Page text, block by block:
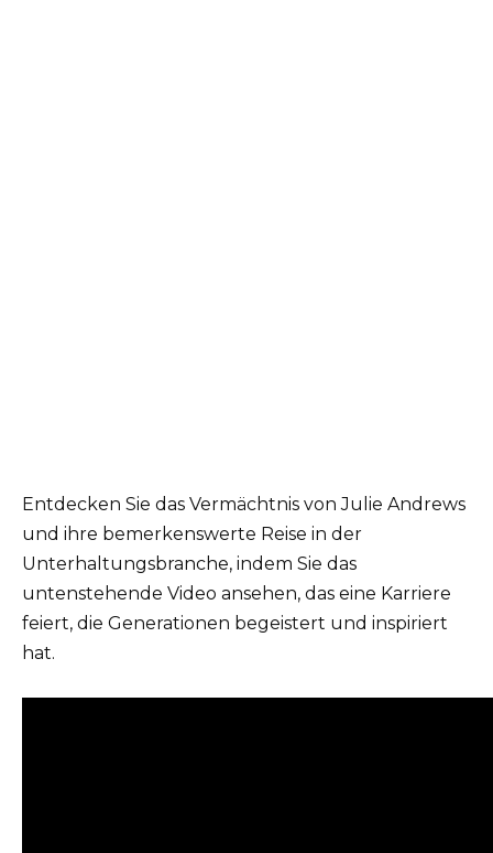
Entdecken Sie das Vermächtnis von Julie Andrews
und ihre bemerkenswerte Reise in der
Unterhaltungsbranche, indem Sie das
untenstehende Video ansehen, das eine Karriere
feiert, die Generationen begeistert und inspiriert
hat.